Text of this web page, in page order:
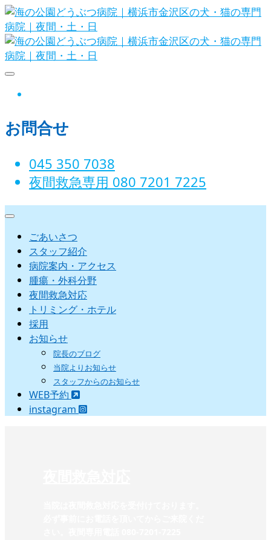
Skip
to
content
海の公園どうぶつ病院｜横
浜市金沢区の犬・猫の専門
お問合せ
045 350 7038‬
夜間救急専用 080 7201 7225‬
ごあいさつ
スタッフ紹介
病院案内・アクセス
腫瘍・外科分野
夜間救急対応
トリミング・ホテル
採用
お知らせ
院長のブログ
当院よりお知らせ
スタッフからのお知らせ
WEB予約
instagram